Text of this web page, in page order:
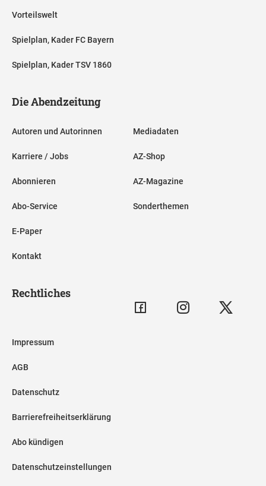
Vorteilswelt
Spielplan, Kader FC Bayern
Spielplan, Kader TSV 1860
Die Abendzeitung
Autoren und Autorinnen
Karriere / Jobs
Abonnieren
Abo-Service
E-Paper
Kontakt
Mediadaten
AZ-Shop
AZ-Magazine
Sonderthemen
Rechtliches
Impressum
AGB
Datenschutz
Barrierefreiheitserklärung
Abo kündigen
Datenschutzeinstellungen